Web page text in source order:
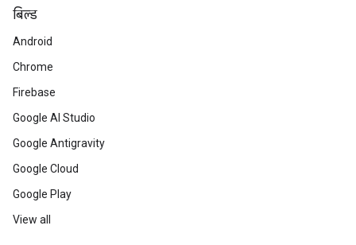
बिल्ड
Android
Chrome
Firebase
Google AI Studio
Google Antigravity
Google Cloud
Google Play
View all